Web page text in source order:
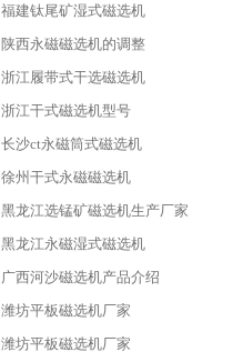
福建钛尾矿湿式磁选机
陕西永磁磁选机的调整
浙江履带式干选磁选机
浙江干式磁选机型号
长沙ct永磁筒式磁选机
徐州干式永磁磁选机
黑龙江选锰矿磁选机生产厂家
黑龙江永磁湿式磁选机
广西河沙磁选机产品介绍
潍坊平板磁选机厂家
潍坊平板磁选机厂家